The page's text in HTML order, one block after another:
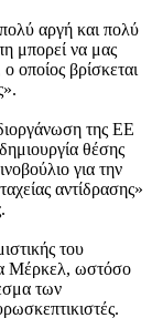
αργή και πολύ
μπορεί να μας
οποίος βρίσκεται
της ΕΕ
θέσης
για την
αντίδρασης»
του
Μέρκελ, ωστόσο
των